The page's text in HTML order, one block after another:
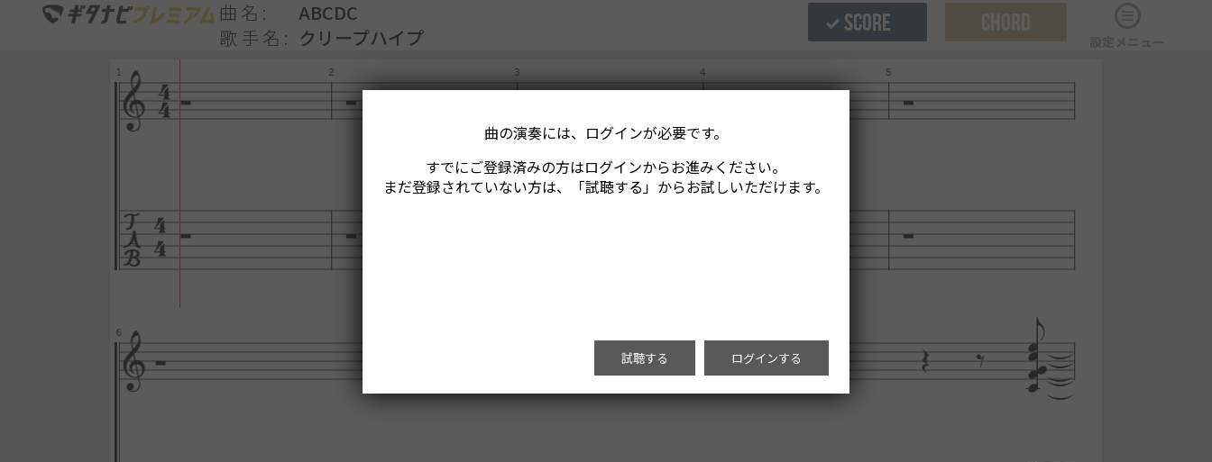
曲名
ABCDC
歌手名
クリープハイプ
SCORE CHORD
曲の演奏には、ログインが必要です。
すでにご登録済みの方はログインからお進みください。
まだ登録されていない方は、「試聴する」からお試しいただけます。
試聴する ログインする